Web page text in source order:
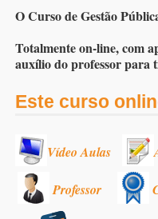
O Curso de Gestão
Totalmente on-line, com
auxílio do professor para
Este curso
Vídeo Aulas
Professor